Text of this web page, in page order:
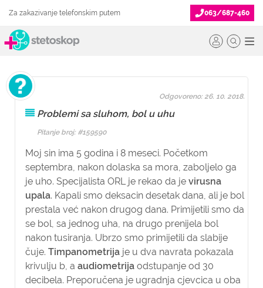
Za zakazivanje telefonskim putem 063/687-460
Problemi sa sluhom, bol u uhu
Pitanje broj: #159590
Moj sin ima 5 godina i 8 meseci. Početkom
septembra, nakon dolaska sa mora, zaboljelo ga
je uho. Specijalista ORL je rekao da je virusna
upala. Kapali smo deksacin desetak dana, ali je bol
prestala već nakon drugog dana. Primijetili smo da
se bol, sa jednog uha, na drugo prenijela bol
nakon tusiranja. Ubrzo smo primijetili da slabije
čuje. Timpanometrija je u dva navrata pokazala
krivulju b, a audiometrija odstupanje od 30
decibela. Preporučena je ugradnja cjevcica u oba
Odgovoreno: 26. 10. 2018.